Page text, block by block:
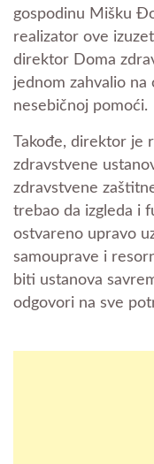
gospodinu Mišku
realizator ove
direktor Doma
jednom zahvalio
nesebičnoj pomoći.
Takođe, direktor je
zdravstvene
zdravstvene
trebao da izgleda i
ostvareno upravo
samouprave i
biti ustanova
odgovori na sve